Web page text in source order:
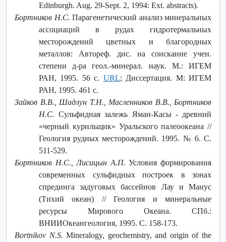
Edinburgh. Aug. 29-Sept. 2, 1994: Ext. abstracts).
Бортников Н.С. Парагенетический анализ минеральных
ассоциаций в рудах гидротермальных
месторождений цветных и благородных
металлов: Автореф. дис. на соискание учен.
степени д-ра геол.-минерал. наук. М.: ИГЕМ
РАН, 1995. 56 с. URL; Диссертация. М: ИГЕМ
РАН, 1995. 461 с.
Зайков В.В., Шадлун Т.Н., Масленников В.В., Бортников
Н.С. Сульфидная залежь Яман-Касы - древний
«черный курильщик» Уральского палеоокеана //
Геология рудных месторождений. 1995. № 6. С.
511-529.
Бортников Н.С., Лисицын А.П. Условия формирования
современных сульфидных построек в зонах
спрединга задуговых бассейнов Лау и Манус
(Тихий океан) // Геология и минеральные
ресурсы Мирового Океана. СПб.:
ВНИИОкеангеология, 1995. С. 158-173.
Bortnikov N.S. Mineralogy, geochemistry, and origin of the